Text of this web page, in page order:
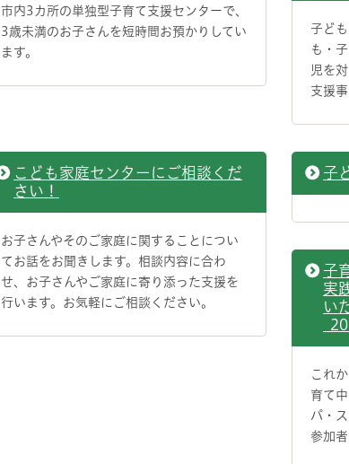
市内3カ所の単独型子育て支援センターで、
3歳未満のお子さんを短時間お預かりしてい
ます。
子ど
も・
児を
支援
こども家庭センターにご相談くだ
さい！
お子さんやそのご家庭に関することについ
てお話をお聞きします。相談内容に合わ
せ、お子さんやご家庭に寄り添った支援を
行います。お気軽にご相談ください。
子
子
実
い
これ
育て
パ・
参加